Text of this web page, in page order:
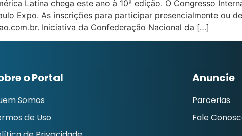
Latina chega este ano à 10ª edição. O Congresso
Expo. As inscrições para participar presencialmente ou
Iniciativa da Confederação Nacional da […]
o Portal
Somos
de Uso
Anuncie
Parcerias
Fale